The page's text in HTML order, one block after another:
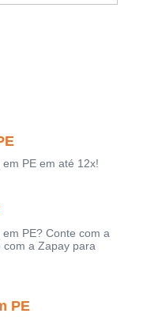
PE em até 12x!
PE? Conte com a
com a Zapay para
PE